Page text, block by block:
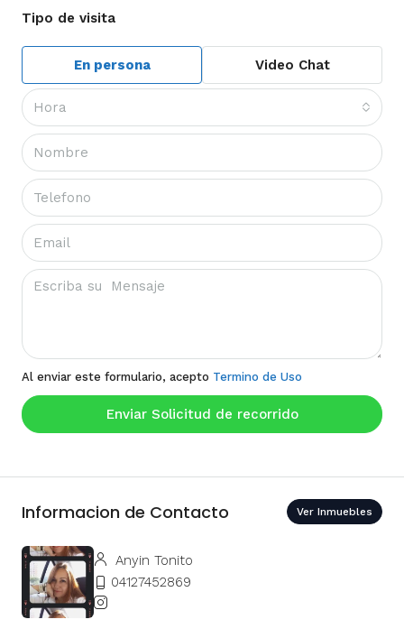
Tipo de visita
En persona Video Chat
Hora
Al enviar este formulario, acepto Termino de Uso
Enviar Solicitud de recorrido
Informacion de Contacto Ver Inmuebles
Anyin Tonito
04127452869